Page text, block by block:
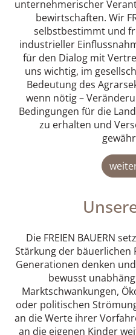
unternehmerischer
bewirtschaften. Wir
selbstbestimmt und
industrieller
für den Dialog mit
uns wichtig, im
Bedeutung des
wenn nötig –
Bedingungen für die
zu erhalten und
Die FREIEN BAUERN
Stärkung der bäuerlichen
Generationen denken
bewusst
Marktschwankungen,
oder politischen
an die Werte ihrer
an die eigenen Kinder